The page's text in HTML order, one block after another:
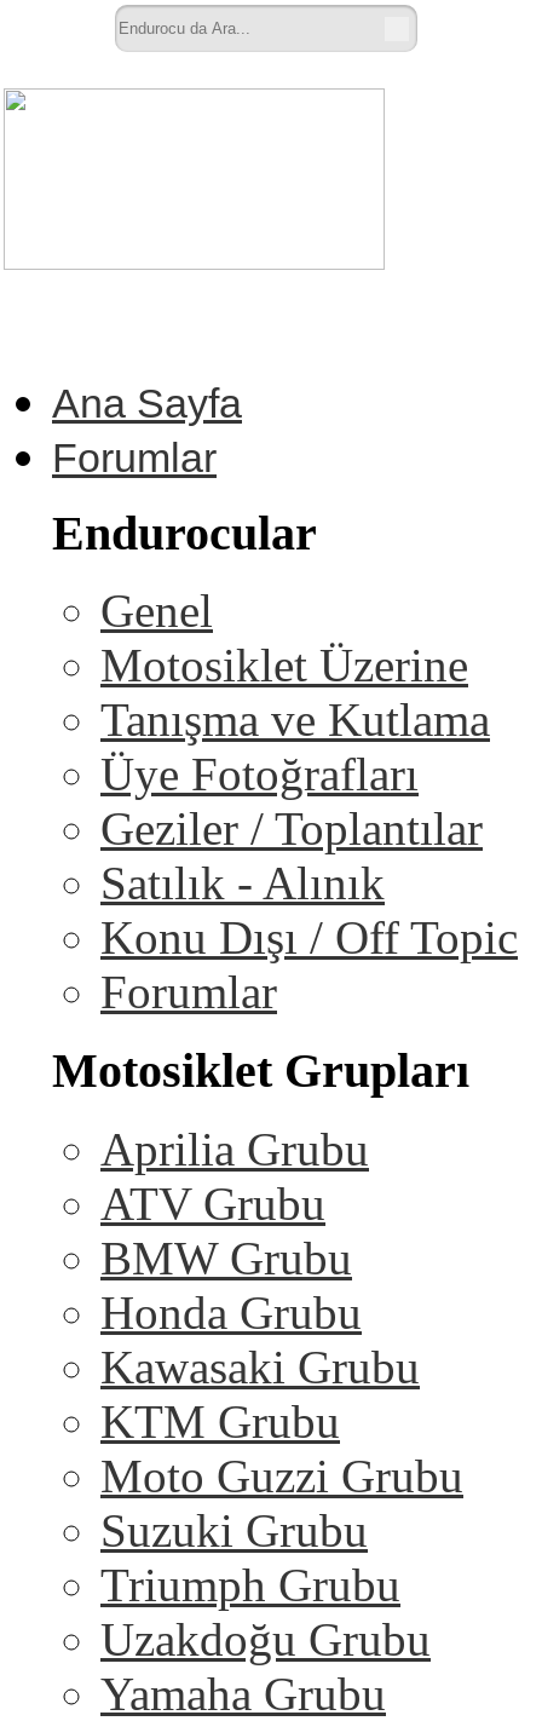
Ana Sayfa
Forumlar
Endurocular
Genel
Motosiklet Üzerine
Tanışma ve Kutlama
Üye Fotoğrafları
Geziler / Toplantılar
Satılık - Alınık
Konu Dışı / Off Topic
Forumlar
Motosiklet Grupları
Aprilia Grubu
ATV Grubu
BMW Grubu
Honda Grubu
Kawasaki Grubu
KTM Grubu
Moto Guzzi Grubu
Suzuki Grubu
Triumph Grubu
Uzakdoğu Grubu
Yamaha Grubu